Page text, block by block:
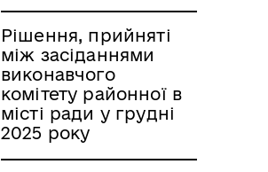
Рішення, прийняті
між засіданнями
виконавчого
комітету районної в
місті ради у грудні
2025 року